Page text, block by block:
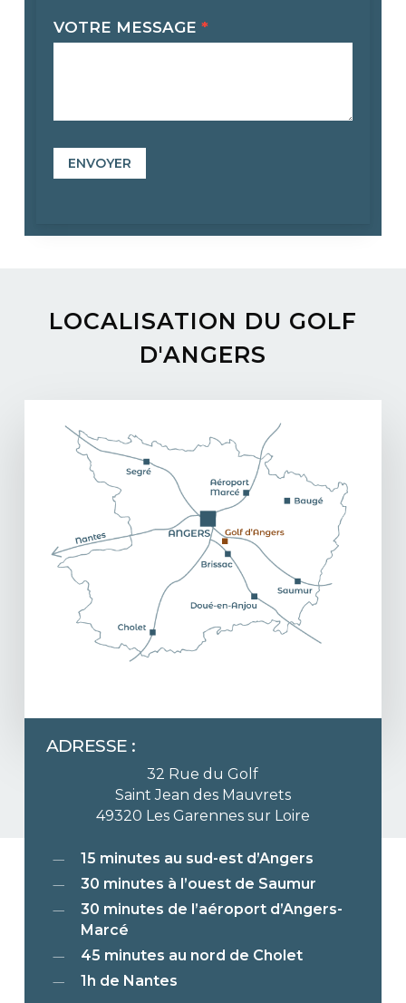
VOTRE MESSAGE *
ENVOYER
LOCALISATION DU GOLF
D'ANGERS
ADRESSE :
32 Rue du Golf
Saint Jean des Mauvrets
49320 Les Garennes sur Loire
15 minutes au sud-est d’Angers
30 minutes à l’ouest de Saumur
30 minutes de l’aéroport d’Angers-
Marcé
45 minutes au nord de Cholet
1h de Nantes